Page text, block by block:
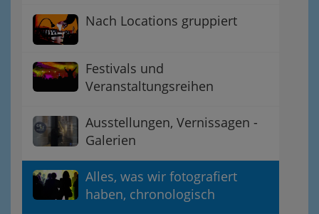
Nach Locations gruppiert
Festivals und
Veranstaltungsreihen
Ausstellungen, Vernissagen -
Galerien
Alles, was wir fotografiert
haben, chronologisch